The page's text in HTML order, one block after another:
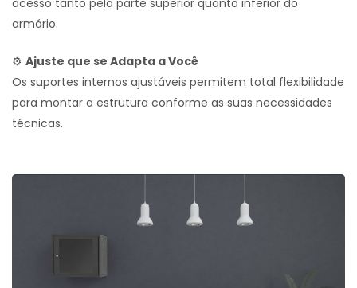
armário.
⚙️ Ajuste que se Adapta a Você
Os suportes internos ajustáveis permitem total flexibilidade
para montar a estrutura conforme as suas necessidades
técnicas.